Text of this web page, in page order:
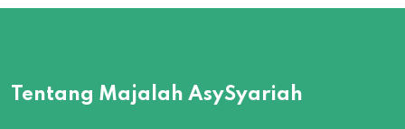
Tentang Majalah AsySyariah